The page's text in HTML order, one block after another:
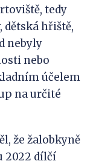
tedy
hřiště,
nebyly
nebo
účelem
na určité
že žalobkyně
2022 dílčí